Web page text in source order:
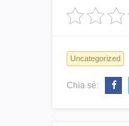
Uncategorized
Chia sẻ: